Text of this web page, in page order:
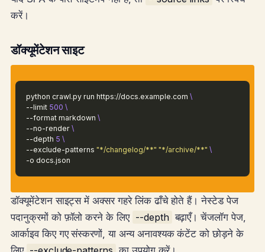
करें।
डॉक्यूमेंटेशन साइट
python crawl.py run https://docs.example.com \
--limit 500 \
--format markdown \
--no-render \
--depth 5 \
--exclude-patterns "*/changelog/**" "*/archive/**" \
-o docs.json
डॉक्यूमेंटेशन साइट्स में अक्सर गहरे लिंक ढाँचे होते हैं। नेस्टेड पेज
पदानुक्रमों को फ़ॉलो करने के लिए --depth बढ़ाएँ। चेंजलॉग पेज,
आर्काइव किए गए संस्करणों, या अन्य अनावश्यक कंटेंट को छोड़ने के